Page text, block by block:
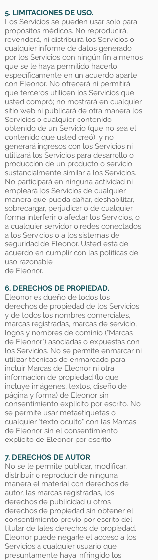
5. LIMITACIONES DE USO.
Los Servicios se pueden usar solo para
propósitos médicos. No reproducirá,
revenderá, ni distribuirá los Servicios o
cualquier informe de datos generado
por los Servicios con ningún fin a menos
que se le haya permitido hacerlo
específicamente en un acuerdo aparte
con Eleonor. No ofrecerá ni permitirá
que terceros utilicen los Servicios que
usted compró; no mostrará en cualquier
sitio web ni publicará de otra manera los
Servicios o cualquier contenido
obtenido de un Servicio (que no sea el
contenido que usted creó); y no
generará ingresos con los Servicios ni
utilizará los Servicios para desarrollo o
producción de un producto o servicio
sustancialmente similar a los Servicios.
No participará en ninguna actividad ni
empleará los Servicios de cualquier
manera que pueda dañar, deshabilitar,
sobrecargar, perjudicar o de cualquier
forma interferir o afectar los Servicios, o
a cualquier servidor o redes conectados
a los Servicios o a los sistemas de
seguridad de Eleonor. Usted está de
acuerdo en cumplir con las políticas de
uso razonable
de Eleonor.
6. DERECHOS DE PROPIEDAD.
Eleonor es dueño de todos los
derechos de propiedad de los Servicios
y de todos los nombres comerciales,
marcas registradas, marcas de servicio,
logos y nombres de dominio ("Marcas
de Eleonor") asociadas o expuestas con
los Servicios. No se permite enmarcar ni
utilizar técnicas de enmarcado para
incluir Marcas de Eleonor ni otra
información de propiedad (lo que
incluye imágenes, textos, diseño de
página y forma) de Eleonor sin
consentimiento explícito por escrito. No
se permite usar metaetiquetas o
cualquier "texto oculto" con las Marcas
de Eleonor sin el consentimiento
explícito de Eleonor por escrito.
7. DERECHOS DE AUTOR.
No se le permite publicar, modificar,
distribuir o reproducir de ninguna
manera el material con derechos de
autor, las marcas registradas, los
derechos de publicidad u otros
derechos de propiedad sin obtener el
consentimiento previo por escrito del
titular de tales derechos de propiedad.
Eleonor puede negarle el acceso a los
Servicios a cualquier usuario que
presuntamente haya infringido los